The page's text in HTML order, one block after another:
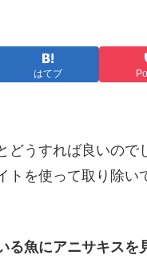
はてブ
どうすれば良いので
トを使って取り除い
魚にアニサキスを